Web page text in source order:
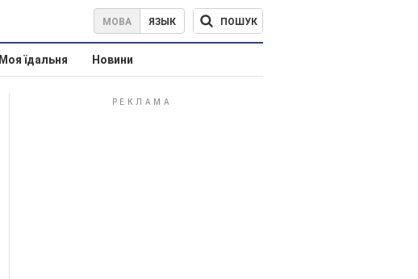
МОВА ЯЗЫК ПОШУК
Моя їдальня Новини